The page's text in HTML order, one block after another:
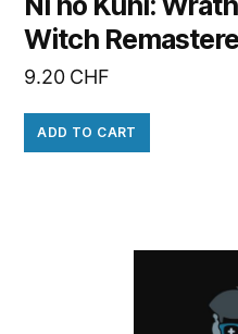
Witch
9.20 CHF
ADD TO CART